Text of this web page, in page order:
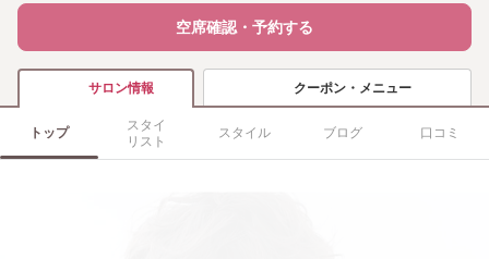
空席確認・予約する
サロン情報 クーポン・メニュー
トップ
スタイ
リスト
スタイル ブログ 口コミ